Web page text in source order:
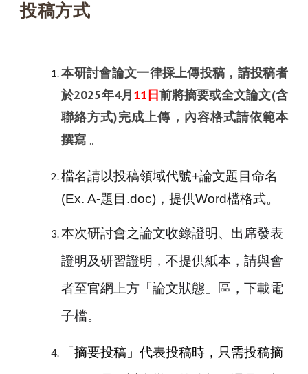
投稿方式
本研討會論文一律採上傳投稿，請投稿者
於2025年4月11日前將摘要或全文論文(含
聯絡方式)完成上傳，內容格式請依範本
撰寫 。
檔名請以投稿領域代號+論文題目命名
(Ex. A-題目.doc)，提供Word檔格式。
本次研討會之論文收錄證明、出席發表
證明及研習證明，不提供紙本，請與會
者至官網上方「論文狀態」區，下載電
子檔。
「摘要投稿」代表投稿時，只需投稿摘